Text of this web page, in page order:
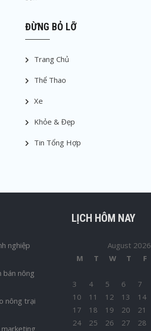
ĐỪNG BỎ LỠ
Trang Chủ
Thể Thao
Xe
Khỏe & Đẹp
Tin Tổng Hợp
nghiệp
bán nông
nông trại
LỊCH HÔM NAY
August 2026
M
T W T F
3
4 5 6 7
10
11 12 13 14
17
18 19 20 21
24
25 26 27 28